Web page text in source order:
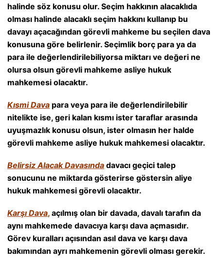
halinde söz konusu olur. Seçim hakkının alacaklıda
olması halinde alacaklı seçim hakkını kullanıp bu
davayı açacağından görevli mahkeme bu seçilen dava
konusuna göre belirlenir. Seçimlik borç para ya da
para ile değerlendirilebiliyorsa miktarı ve değeri ne
olursa olsun görevli mahkeme asliye hukuk
mahkemesi olacaktır.
Kısmi Dava para veya para ile değerlendirilebilir
nitelikte ise, geri kalan kısmı ister taraflar arasında
uyuşmazlık konusu olsun, ister olmasın her halde
görevli mahkeme asliye hukuk mahkemesi olacaktır.
Belirsiz Alacak Davasında davacı geçici talep
sonucunu ne miktarda gösterirse göstersin aliye
hukuk mahkemesi görevli olacaktır.
Karşı Dava, açılmış olan bir davada, davalı tarafın da
aynı mahkemede davacıya karşı dava açmasıdır.
Görev kuralları açısından asıl dava ve karşı dava
bakımından ayrı mahkemenin görevli olması gerekir.